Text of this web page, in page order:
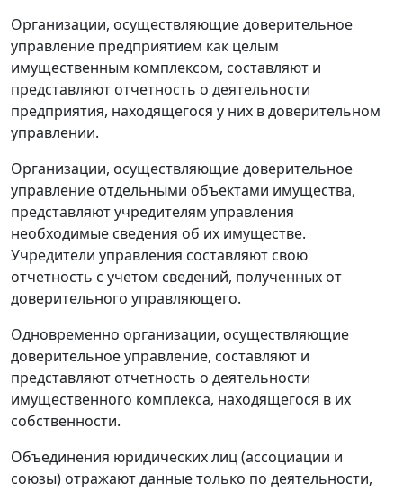
Организации, осуществляющие доверительное
управление предприятием как целым
имущественным комплексом, составляют и
представляют отчетность о деятельности
предприятия, находящегося у них в доверительном
управлении.
Организации, осуществляющие доверительное
управление отдельными объектами имущества,
представляют учредителям управления
необходимые сведения об их имуществе.
Учредители управления составляют свою
отчетность с учетом сведений, полученных от
доверительного управляющего.
Одновременно организации, осуществляющие
доверительное управление, составляют и
представляют отчетность о деятельности
имущественного комплекса, находящегося в их
собственности.
Объединения юридических лиц (ассоциации и
союзы) отражают данные только по деятельности,